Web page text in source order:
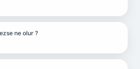
ne olur ?